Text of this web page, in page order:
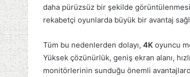
daha pürüzsüz bir şekilde
rekabetçi oyunlarda büyük bir avantaj
Tüm bu nedenlerden dolayı, 4K oyuncu
Yüksek çözünürlük, geniş ekran alanı,
monitörlerinin sunduğu önemli